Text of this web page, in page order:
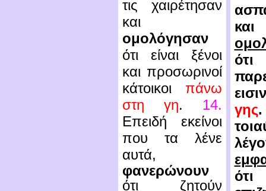
τις χαιρέτησαν
και
ομολόγησαν
ότι είναι ξένοι
και προσωρινοί
κάτοικοι πάνω
στη γη. 14.
Επειδή εκείνοι
που τα λένε
αυτά,
φανερώνουν
ότι ζητούν
και
ότι
γης